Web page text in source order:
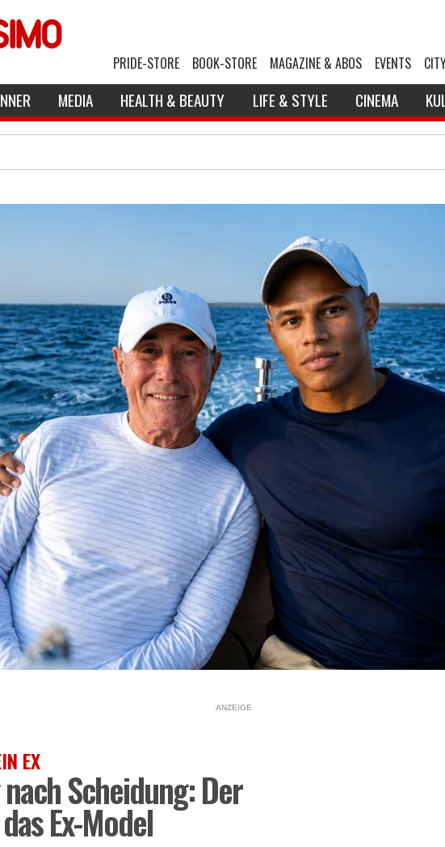
PRIDE-STORE BOOK-STORE MAGAZINE & ABOS EVENTS
MEDIA HEALTH & BEAUTY LIFE & STYLE CINEMA
ANZEIGE
EX
Scheidung: Der
Ex-Model